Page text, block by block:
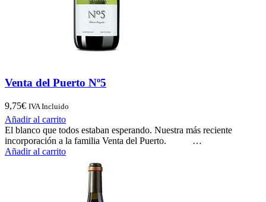
Venta del Puerto Nº5
9,75€ IVA Incluido
Añadir al carrito
El blanco que todos estaban esperando. Nuestra más reciente
incorporación a la familia Venta del Puerto. …
Añadir al carrito